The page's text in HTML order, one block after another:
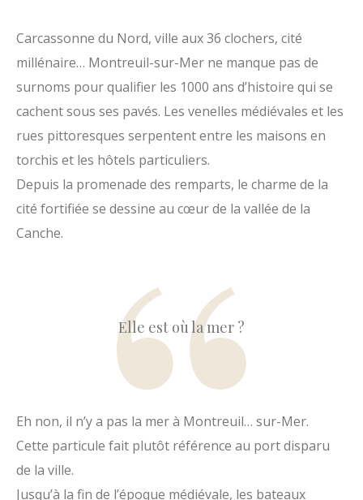
Carcassonne du Nord, ville aux 36 clochers, cité
millénaire… Montreuil-sur-Mer ne manque pas de
surnoms pour qualifier les 1000 ans d’histoire qui se
cachent sous ses pavés. Les venelles médiévales et les
rues pittoresques serpentent entre les maisons en
torchis et les hôtels particuliers.
Depuis la promenade des remparts, le charme de la
cité fortifiée se dessine au cœur de la vallée de la
Canche.
Elle est où la mer ?
Eh non, il n’y a pas la mer à Montreuil… sur-Mer.
Cette particule fait plutôt référence au port disparu
de la ville.
Jusqu’à la fin de l’époque médiévale, les bateaux